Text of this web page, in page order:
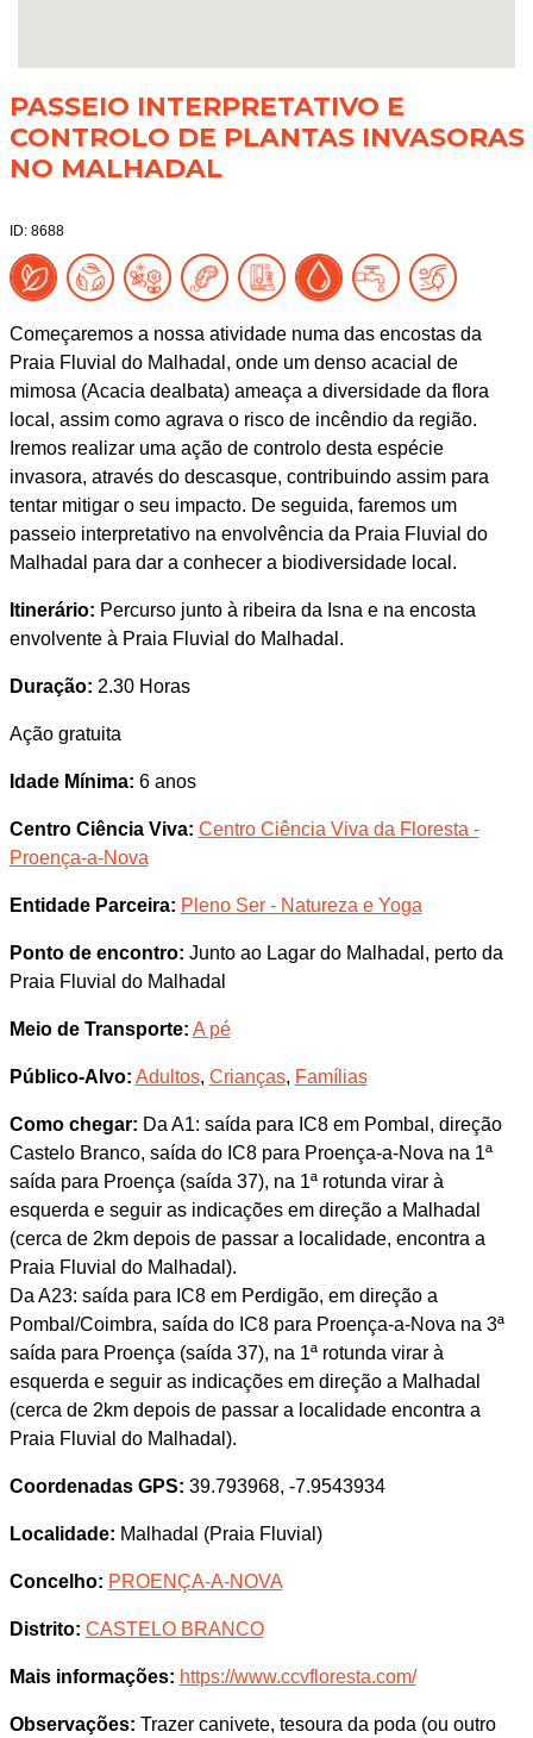
PASSEIO INTERPRETATIVO E
CONTROLO DE PLANTAS INVASORAS
NO MALHADAL
ID: 8688
Começaremos a nossa atividade numa das encostas da
Praia Fluvial do Malhadal, onde um denso acacial de
mimosa (Acacia dealbata) ameaça a diversidade da flora
local, assim como agrava o risco de incêndio da região.
Iremos realizar uma ação de controlo desta espécie
invasora, através do descasque, contribuindo assim para
tentar mitigar o seu impacto. De seguida, faremos um
passeio interpretativo na envolvência da Praia Fluvial do
Malhadal para dar a conhecer a biodiversidade local.
Itinerário: Percurso junto à ribeira da Isna e na encosta
envolvente à Praia Fluvial do Malhadal.
Duração: 2.30 Horas
Ação gratuita
Idade Mínima: 6 anos
Centro Ciência Viva: Centro Ciência Viva da Floresta -
Proença-a-Nova
Entidade Parceira: Pleno Ser - Natureza e Yoga
Ponto de encontro: Junto ao Lagar do Malhadal, perto da
Praia Fluvial do Malhadal
Meio de Transporte: A pé
Público-Alvo: Adultos, Crianças, Famílias
Como chegar: Da A1: saída para IC8 em Pombal, direção
Castelo Branco, saída do IC8 para Proença-a-Nova na 1ª
saída para Proença (saída 37), na 1ª rotunda virar à
esquerda e seguir as indicações em direção a Malhadal
(cerca de 2km depois de passar a localidade, encontra a
Praia Fluvial do Malhadal).
Da A23: saída para IC8 em Perdigão, em direção a
Pombal/Coimbra, saída do IC8 para Proença-a-Nova na 3ª
saída para Proença (saída 37), na 1ª rotunda virar à
esquerda e seguir as indicações em direção a Malhadal
(cerca de 2km depois de passar a localidade encontra a
Praia Fluvial do Malhadal).
Coordenadas GPS: 39.793968, -7.9543934
Localidade: Malhadal (Praia Fluvial)
Concelho: PROENÇA-A-NOVA
Distrito: CASTELO BRANCO
Mais informações: https://www.ccvfloresta.com/
Observações: Trazer canivete, tesoura da poda (ou outro